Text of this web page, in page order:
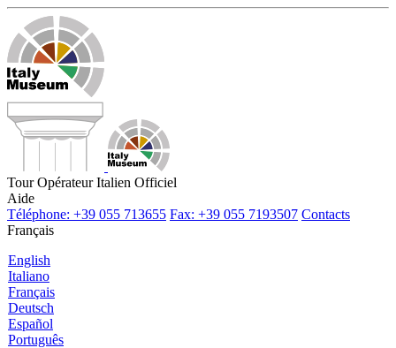
Tour Opérateur Italien Officiel
Aide
Téléphone: +39 055 713655 Fax: +39 055 7193507 Contacts
Français
English
Italiano
Français
Deutsch
Español
Português